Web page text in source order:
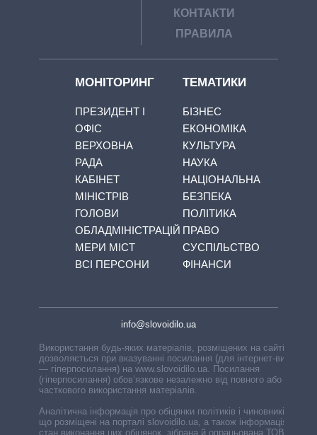
КОНТАКТИ
ПРАВИЛА
МОНІТОРИНГ
ПРЕЗИДЕНТ І
ОФІС
ВЕРХОВНА
РАДА
КАБІНЕТ
МІНІСТРІВ
ГОЛОВИ
ОБЛАДМІНІСТРАЦІЙ
МЕРИ МІСТ
ВСІ ПЕРСОНИ
ТЕМАТИКИ
БІЗНЕС
ЕКОНОМІКА
КУЛЬТУРА
НАУКА
НАЦІОНАЛЬНА
БЕЗПЕКА
ПОЛІТИКА
ПРАВО
СУСПІЛЬСТВО
ФІНАНСИ
info@slovoidilo.ua
Використання будь-яких матеріалів, розміщених на сайті,
дозволяється при вказуванні посилання (для інтернет-видань
— гіперпосилання) на www.slovoidilo.ua. Посилання
(гіперпосилання) обов’язкове незалежно від повного або
часткового використання матеріалів.
Аналітична інформація про обіцянки політиків і чиновників,
що розміщені на порталі slovoidilo.ua, а також інформація про
стан виконання цих обіцянок, зібрана й опрацьована ТОВ «ІА